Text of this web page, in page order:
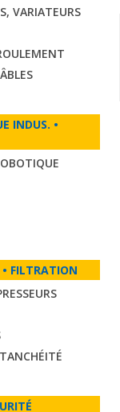
VARIATEURS
INDUS. •
FILTRATION